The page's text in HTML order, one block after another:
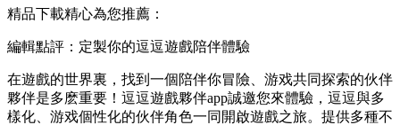
精品下載精心為您推薦：
編輯點評：定製你的逗逗遊戲陪伴體驗
在遊戲的世界裏，找到一個陪伴你冒險、游戏共同探索的伙伴
夥伴是多麽重要！逗逗遊戲夥伴app誠邀您來體驗，逗逗與多
樣化、游戏個性化的伙伴角色一同開啟遊戲之旅。提供多種不